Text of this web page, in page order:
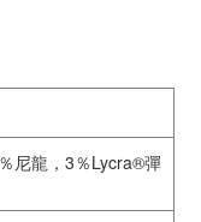
尼龍，3％Lycra®彈